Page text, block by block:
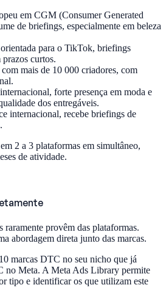
em CGM (Consumer Generated
de briefings, especialmente em beleza
para o TikTok, briefings
curtos.
mais de 10 000 criadores, com
forte presença em moda e
dos entregáveis.
internacional, recebe briefings de
2 a 3 plataformas em simultâneo,
de atividade.
raramente provêm das plataformas.
abordagem direta junto das marcas.
marcas DTC no seu nicho que já
no Meta. A Meta Ads Library permite
tipo e identificar os que utilizam este